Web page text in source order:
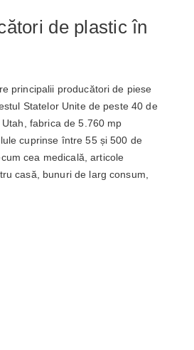
de plastic în
principalii producători de piese
Statelor Unite de peste 40 de
fabrica de 5.760 mp
cuprinse între 55 și 500 de
cea medicală, articole
casă, bunuri de larg consum,